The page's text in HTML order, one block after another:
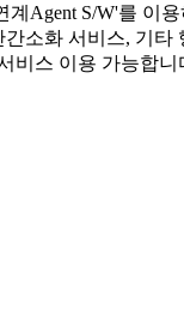
Agent S/W'를 이
소화 서비스, 기타
비스 이용 가능합니